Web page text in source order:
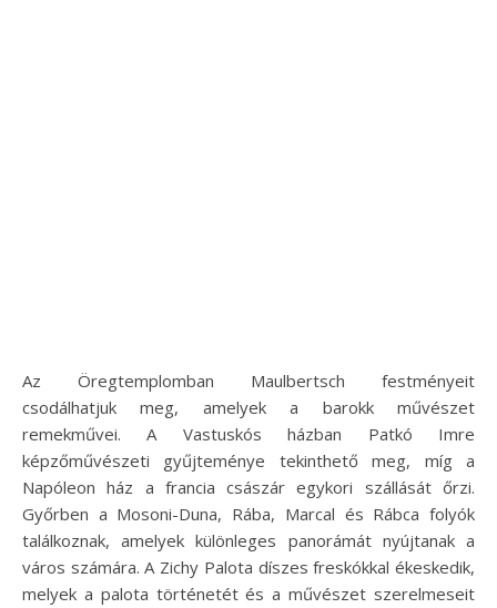
Az Öregtemplomban Maulbertsch festményeit
csodálhatjuk meg, amelyek a barokk művészet
remekművei. A Vastuskós házban Patkó Imre
képzőművészeti gyűjteménye tekinthető meg, míg a
Napóleon ház a francia császár egykori szállását őrzi.
Győrben a Mosoni-Duna, Rába, Marcal és Rábca folyók
találkoznak, amelyek különleges panorámát nyújtanak a
város számára. A Zichy Palota díszes freskókkal ékeskedik,
melyek a palota történetét és a művészet szerelmeseit